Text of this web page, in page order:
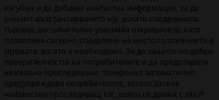
изгубен и да добавят контактна информация, за да
улеснят възстановяването му, докато споделеното
търсене допълнително улеснява откриването, като
позволява сигурно споделяне на местоположението в
мрежата, когато е необходимо. За да защити по-добре
поверителността на потребителите и да предотврати
нежелано проследяване, телефонът автоматично
предупреждава потребителите, когато засече
неизвестен проследяващ таг, който се движи с тях.²⁸